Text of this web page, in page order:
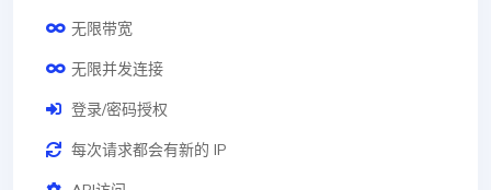
无限带宽
无限并发连接
登录/密码授权
每次请求都会有新的 IP